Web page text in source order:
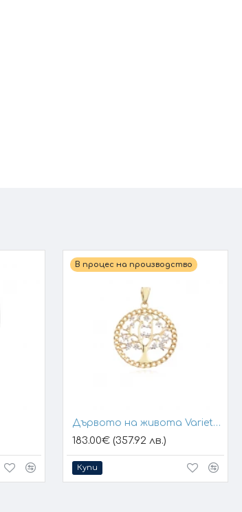
В процес на производство
Дървото на живота Variety 1
183.00€ (357.92 лв.)
Купи